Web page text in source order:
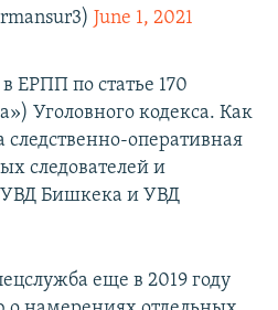
June 1, 2021
ЕРПП по статье 170
Уголовного кодекса. Как
оперативная
следователей и
Бишкека и УВД
еще в 2019 году